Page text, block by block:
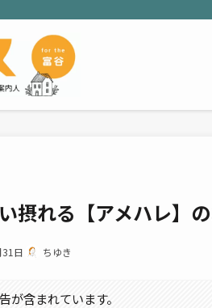
摂れる【アメハレ】
日 ちゆき
が含まれています。